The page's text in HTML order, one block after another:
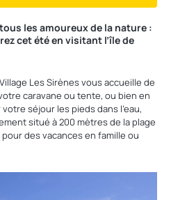
les amoureux de la nature :
cet été en visitant l’île de
Les Sirènes vous accueille de
caravane ou tente, ou bien en
séjour les pieds dans l'eau,
situé à 200 mètres de la plage
des vacances en famille ou